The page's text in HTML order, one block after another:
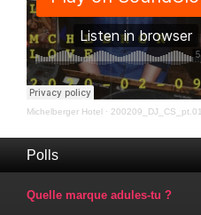
Michelberger Hotel · 200209_DJ_CS_pt.01
Polls
Quelle marque adules-tu ?